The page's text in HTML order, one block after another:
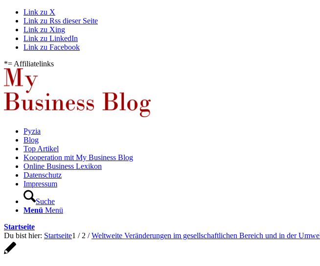
Link zu X
Link zu Rss dieser Seite
Link zu Xing
Link zu LinkedIn
Link zu Facebook
*= Affiliatelinks
Pyzia
Blog
Top Artikel
Kooperation mit My Business Blog
Online Business Lexikon
Datenschutz
Impressum
Suche
Menü Menü
Startseite
Du bist hier: Startseite1 / 2 / Weltweite Veränderungen im gesellschaftlichen Bereich und in der